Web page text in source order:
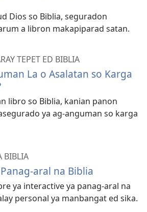
Dios so Biblia, seguradon
a libron makapiparad satan.
TEPET ED BIBLIA
La o Asalatan so Karga
libro so Biblia, kanian panon
ya ag-anguman so karga
BIBLIA
aral na Biblia
ya interactive ya panag-aral na
personal ya manbangat ed sika.